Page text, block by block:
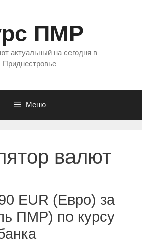
ПМР
актуальный на сегодня в
Приднестровье
Меню
валют
EUR (Евро) за
ПМР) по курсу